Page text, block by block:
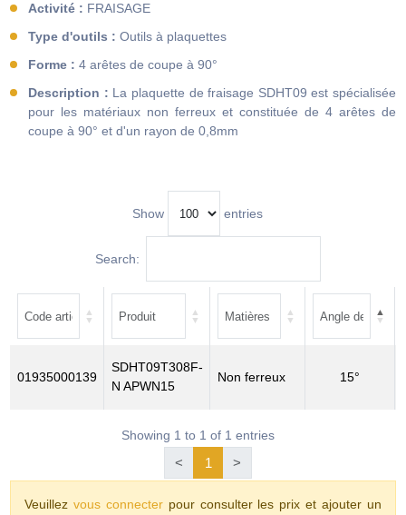
Activité : FRAISAGE
Type d'outils : Outils à plaquettes
Forme : 4 arêtes de coupe à 90°
Description : La plaquette de fraisage SDHT09 est spécialisée
pour les matériaux non ferreux et constituée de 4 arêtes de
coupe à 90° et d'un rayon de 0,8mm
Show entries
Search:
01935000139
SDHT09T308F-
N APWN15
Non ferreux 15°
Showing 1 to 1 of 1 entries
< 1 >
Veuillezvous connecterpour consulter les prix et ajouter un